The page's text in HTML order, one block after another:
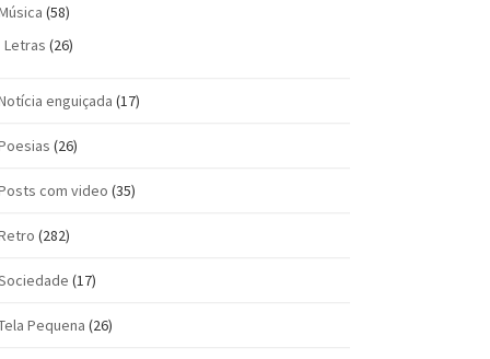
(58)
Letras (26)
enguiçada (17)
(26)
com vi­deo (35)
(282)
(17)
Pequena (26)